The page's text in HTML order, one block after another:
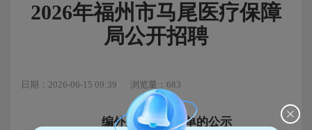
2026年福州市马尾医疗保障
局公开招聘
日期：2026-06-15 09:39 浏览量：683
编外人员录用名单的公示